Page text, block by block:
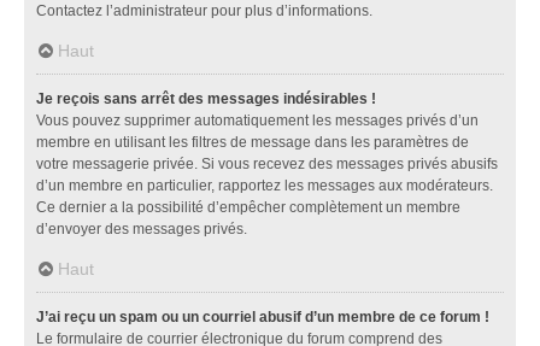
Contactez l’administrateur pour plus d’informations.
Haut
Je reçois sans arrêt des messages indésirables !
Vous pouvez supprimer automatiquement les messages privés d’un
membre en utilisant les filtres de message dans les paramètres de
votre messagerie privée. Si vous recevez des messages privés abusifs
d’un membre en particulier, rapportez les messages aux modérateurs.
Ce dernier a la possibilité d’empêcher complètement un membre
d’envoyer des messages privés.
Haut
J’ai reçu un spam ou un courriel abusif d’un membre de ce forum !
Le formulaire de courrier électronique du forum comprend des